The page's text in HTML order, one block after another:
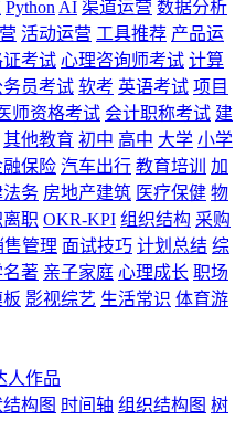
Python AI 渠道运营 数据分析
活动运营 工具推荐 产品运
考试 心理咨询师考试 计算
务员考试 软考 英语考试 项目
师资格考试 会计职称考试 建
其他教育 初中 高中 大学 小学
融保险 汽车出行 教育培训
加
务 房地产建筑 医疗保健 物
离职 OKR-KPI 组织结构 采购
售管理 面试技巧 计划总结 综
著 亲子家庭 心理成长 职场
影视综艺 生活常识 体育游
人作品
构图 时间轴 组织结构图 树